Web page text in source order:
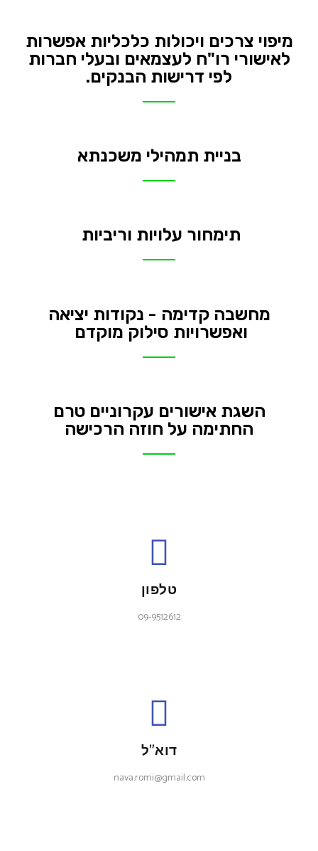
מיפוי צרכים ויכולות כלכליות אפשרות
לאישורי רו"ח לעצמאים ובעלי חברות
לפי דרישות הבנקים.
בניית תמהילי משכנתא
תימחור עלויות וריביות ​
מחשבה קדימה - נקודות יציאה
ואפשרויות סילוק מוקדם ​
השגת אישורים עקרוניים טרם
החתימה על חוזה הרכישה
טלפון
09-9512612
דוא"ל
nava.romi@gmail.com